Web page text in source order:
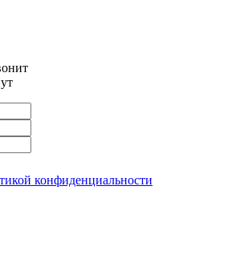
конфиденциальности